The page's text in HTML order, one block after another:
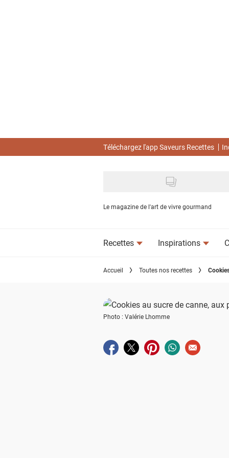
Téléchargez l'app Saveurs Recettes
Le magazine de l'art de vivre gourmand
Recettes Inspirations
Accueil Toutes nos recettes
Photo : Valérie Lhomme
Partager sur facebook
Partager sur twitter
Partager sur pinterest
Partager sur
Envoyer à